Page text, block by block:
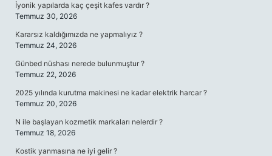
İyonik yapılarda kaç çeşit kafes vardır ?
Temmuz 30, 2026
Kararsız kaldığımızda ne yapmalıyız ?
Temmuz 24, 2026
Günbed nüshası nerede bulunmuştur ?
Temmuz 22, 2026
2025 yılında kurutma makinesi ne kadar elektrik harcar ?
Temmuz 20, 2026
N ile başlayan kozmetik markaları nelerdir ?
Temmuz 18, 2026
Kostik yanmasına ne iyi gelir ?